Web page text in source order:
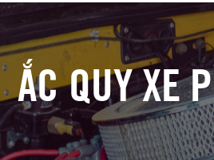
ẮC QUY XE